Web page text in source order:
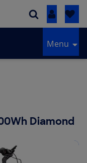
Inloggen
Menu
Diamond